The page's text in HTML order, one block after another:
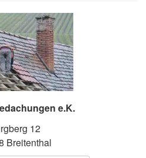
e.K.
12
Breitenthal